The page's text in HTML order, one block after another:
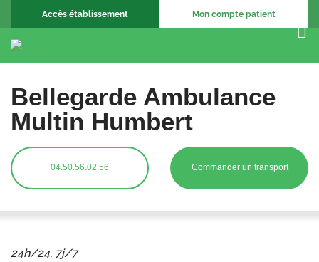
Accès établissement Mon compte patient
Bellegarde Ambulance
Multin Humbert
04.50.56.02.56 Commander un transport
24h/24, 7j/7